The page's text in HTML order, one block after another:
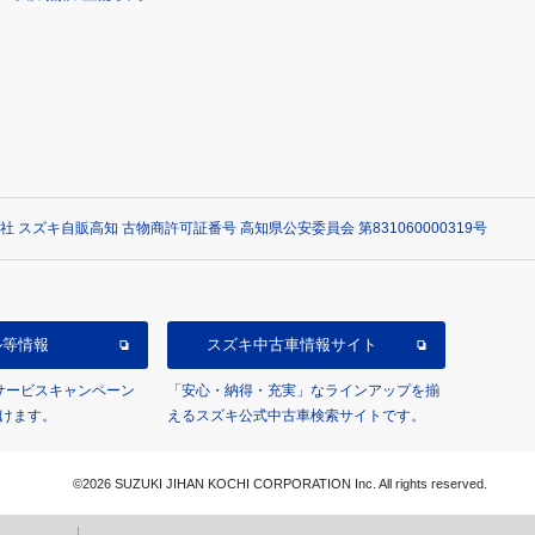
スズキ自販高知 古物商許可証番号 高知県公安委員会 第831060000319号
情報
ービスキャンペーン
ます。
スズキ中古車情報サイト
「安心・納得・充実」なラインアップを揃
えるスズキ公式中古車検索サイトです。
©2026 SUZUKI JIHAN KOCHI CORPORATION Inc. All rights reserved.